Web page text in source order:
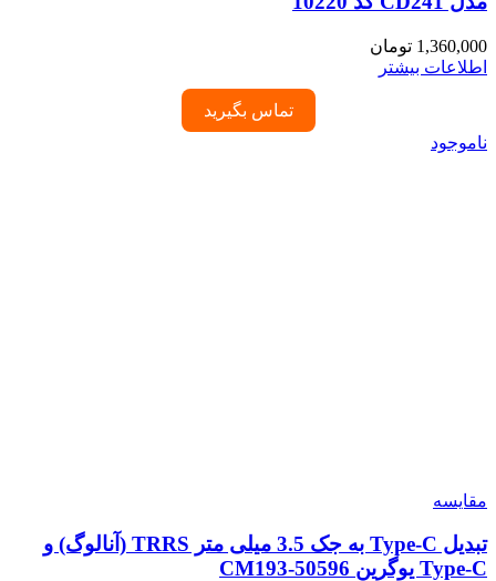
1,360,000 تومان
اطلاعات بیشتر
تماس بگیرید
ناموجود
مقایسه
تبدیل Type-C به جک 3.5 میلی متر TRRS (آنالوگ) و
Type-C یوگرین 50596-CM193